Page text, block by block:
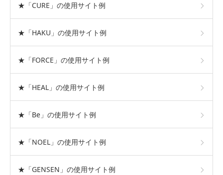
★「CURE」の使用サイト例
★「HAKU」の使用サイト例
★「FORCE」の使用サイト例
★「HEAL」の使用サイト例
★「Be」の使用サイト例
★「NOEL」の使用サイト例
★「GENSEN」の使用サイト例